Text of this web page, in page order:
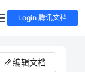
Login 腾讯文档
编辑文档